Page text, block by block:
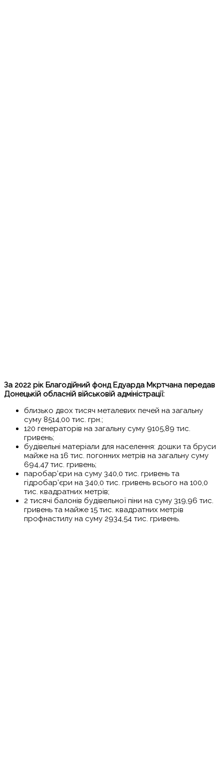
За 2022 рік Благодійний фонд Едуарда Мкртчана передав
Донецькій обласній військовій адміністрації:
близько двох тисяч металевих печей на загальну
суму 8514,00 тис. грн.;
120 генераторів на загальну суму 9105,89 тис.
гривень;
будівельні матеріали для населення: дошки та бруси
майже на 16 тис. погонних метрів на загальну суму
694,47 тис. гривень;
паробар’єри на суму 340,0 тис. гривень та
гідробар’єри на 340,0 тис. гривень всього на 100,0
тис. квадратних метрів;
2 тисячі балонів будівельної піни на суму 319,96 тис.
гривень та майже 15 тис. квадратних метрів
профнастилу на суму 2934,54 тис. гривень.